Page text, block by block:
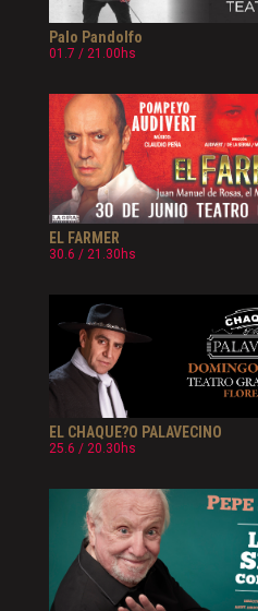
Palo Pandolfo
01.7 / 21.00hs
EL FARMER
30.6 / 21.30hs
EL CHAQUE?O PALAVECINO
25.6 / 20.30hs